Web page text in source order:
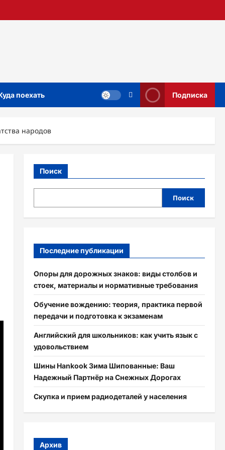
поехать Подписка
народов
Поиск
Поиск
Последние публикации
Опоры для дорожных знаков: виды столбов и
стоек, материалы и нормативные требования
Обучение вождению: теория, практика первой
передачи и подготовка к экзаменам
Английский для школьников: как учить язык с
удовольствием
Шины Hankook Зима Шипованные: Ваш
Надежный Партнёр на Снежных Дорогах
Скупка и прием радиодеталей у населения
Архив